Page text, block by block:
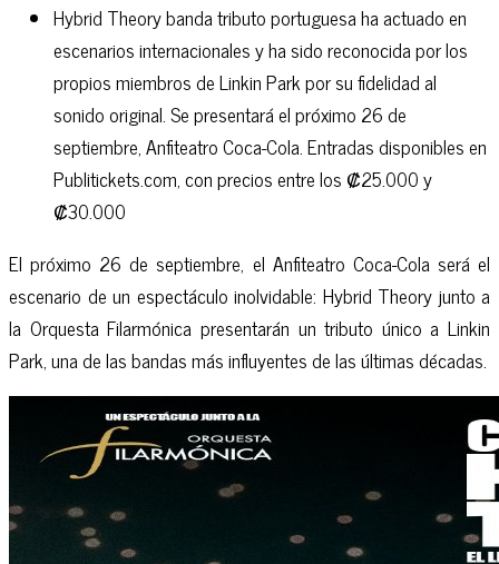
Hybrid Theory banda tributo portuguesa ha actuado en
escenarios internacionales y ha sido reconocida por los
propios miembros de Linkin Park por su fidelidad al
sonido original. Se presentará el próximo 26 de
septiembre, Anfiteatro Coca-Cola. Entradas disponibles en
Publitickets.com, con precios entre los ₡25.000 y
₡30.000
El próximo 26 de septiembre, el Anfiteatro Coca-Cola será el
escenario de un espectáculo inolvidable: Hybrid Theory junto a
la Orquesta Filarmónica presentarán un tributo único a Linkin
Park, una de las bandas más influyentes de las últimas décadas.